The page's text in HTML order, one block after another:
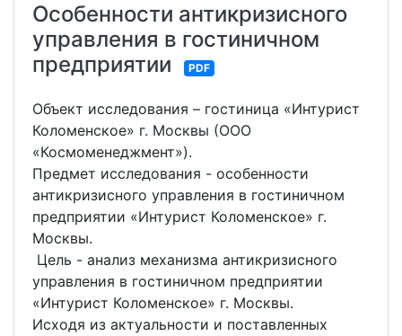
Особенности антикризисного
управления в гостиничном
предприятии
PDF
Объект исследования – гостиница «Интурист
Коломенское» г. Москвы (ООО
«Космоменеджмент»).
Предмет исследования - особенности
антикризисного управления в гостиничном
предприятии «Интурист Коломенское» г.
Москвы.
Цель - анализ механизма антикризисного
управления в гостиничном предприятии
«Интурист Коломенское» г. Москвы.
Исходя из актуальности и поставленных